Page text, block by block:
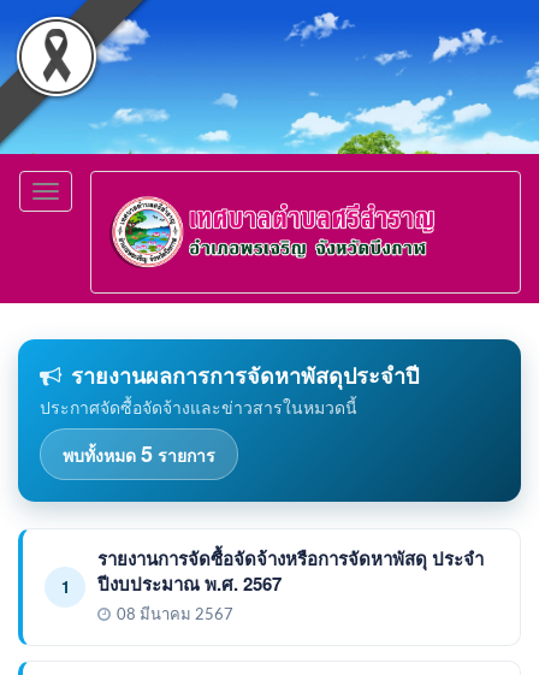
Toggle
navigation
รายงานผลการการจัดหาพัสดุประจำปี
ประกาศจัดซื้อจัดจ้างและข่าวสารในหมวดนี้
พบทั้งหมด 5 รายการ
1
รายงานการจัดซื้อจัดจ้างหรือการจัดหาพัสดุ ประจำ
ปีงบประมาณ พ.ศ. 2567
08 มีนาคม 2567